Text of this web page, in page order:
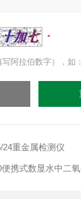
阿拉伯数字），如
24重金属检测仪
携式数显水中二